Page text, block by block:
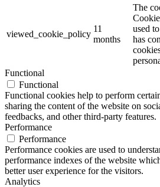
viewed_cookie_policy
11
months
The
used
has
Functional
Functional
Functional cookies help to perform
sharing the content of the website on
feedbacks, and other third-party features.
Performance
Performance
Performance cookies are used to
performance indexes of the website
better user experience for the visitors.
Analytics